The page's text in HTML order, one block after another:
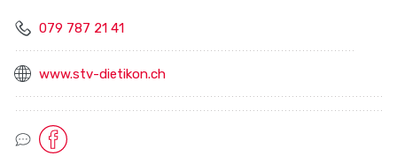
079 787 21 41
www.stv-dietikon.ch
Socialmedia Links